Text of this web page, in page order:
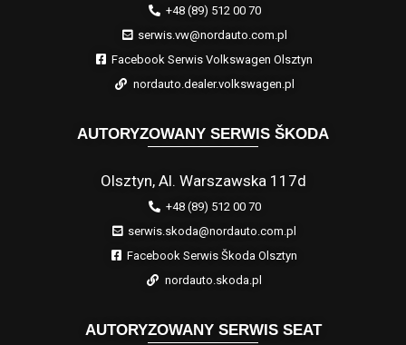
+48 (89) 512 00 70
serwis.vw@nordauto.com.pl
Facebook Serwis Volkswagen Olsztyn
nordauto.dealer.volkswagen.pl
AUTORYZOWANY SERWIS ŠKODA
Olsztyn, Al. Warszawska 117d
+48 (89) 512 00 70
serwis.skoda@nordauto.com.pl
Facebook Serwis Škoda Olsztyn
nordauto.skoda.pl
AUTORYZOWANY SERWIS SEAT